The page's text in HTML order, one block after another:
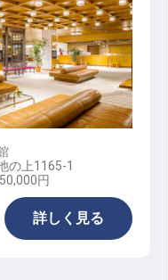
正社員
の上1165-1
円
詳しく見る